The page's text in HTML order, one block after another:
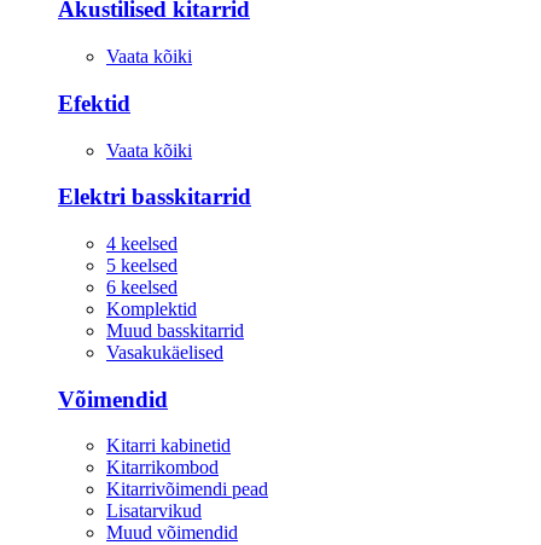
Akustilised kitarrid
Vaata kõiki
Efektid
Vaata kõiki
Elektri basskitarrid
4 keelsed
5 keelsed
6 keelsed
Komplektid
Muud basskitarrid
Vasakukäelised
Võimendid
Kitarri kabinetid
Kitarrikombod
Kitarrivõimendi pead
Lisatarvikud
Muud võimendid